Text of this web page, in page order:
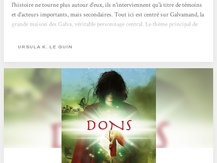
l'histoire ne tourne plus autour d'eux, ils n'interviennent qu'à titre de témoins
et d'acteurs importants, mais secondaires. Tout ici est centré sur Galvamand, la
grande maison des Galva, véritable personnage central. Le thème principal de
voies, et les voix qu'elle peut emprunter. On y retrouve aussi l'interrogation
URSULA K. LE GUIN